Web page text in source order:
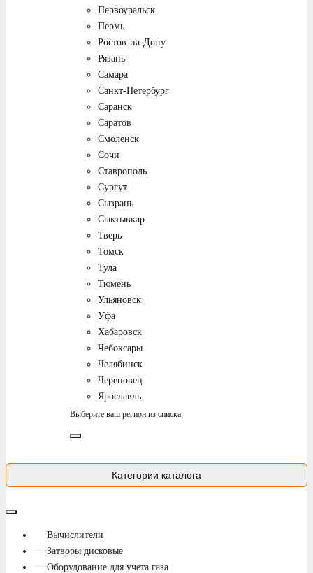
Первоуральск
Пермь
Ростов-на-Дону
Рязань
Самара
Санкт-Петербург
Саранск
Саратов
Смоленск
Сочи
Ставрополь
Сургут
Сызрань
Сыктывкар
Тверь
Томск
Тула
Тюмень
Ульяновск
Уфа
Хабаровск
Чебоксары
Челябинск
Череповец
Ярославль
Выберите ваш регион из списка
Категории каталога
Вычислители
Затворы дисковые
Оборудование для учета газа